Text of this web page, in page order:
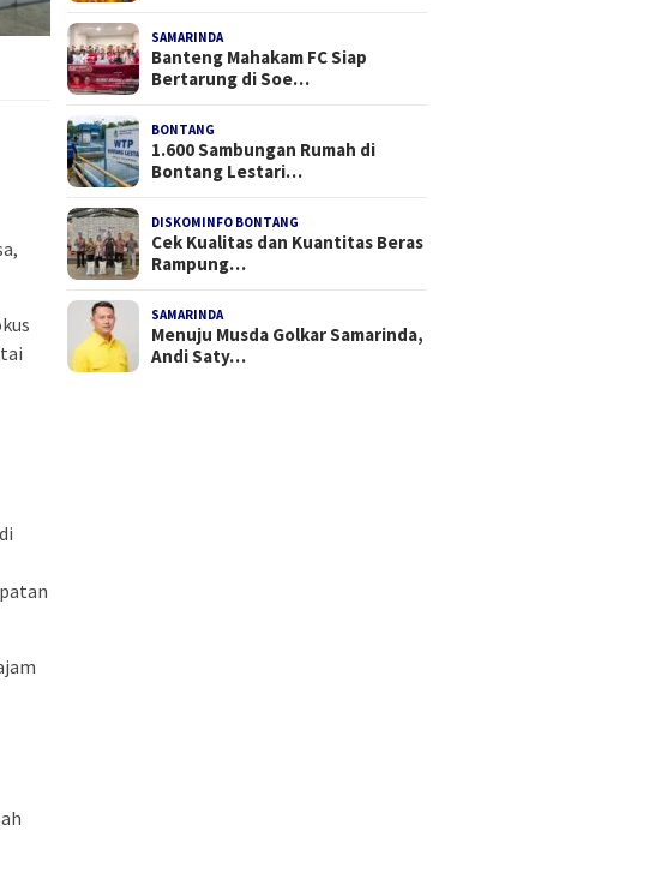
SAMARINDA
Banteng Mahakam FC Siap
Bertarung di Soe…
BONTANG
1.600 Sambungan Rumah di
Bontang Lestari…
DISKOMINFO BONTANG
Cek Kualitas dan Kuantitas Beras
Rampung…
SAMARINDA
Menuju Musda Golkar Samarinda,
Andi Saty…